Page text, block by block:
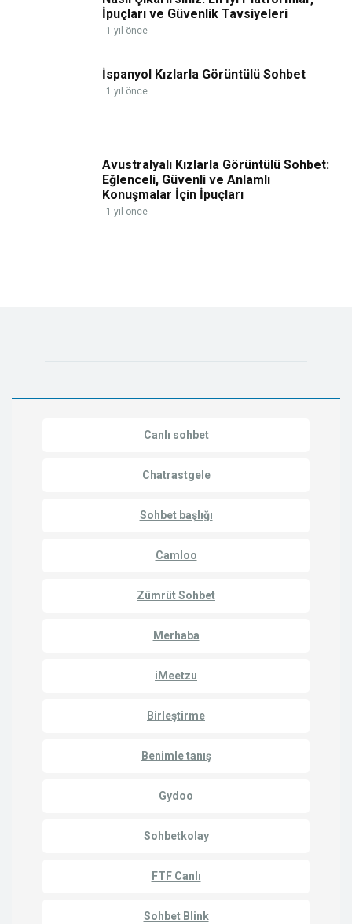
İpuçları ve Güvenlik Tavsiyeleri
1 yıl önce
İspanyol Kızlarla Görüntülü Sohbet
1 yıl önce
Avustralyalı Kızlarla Görüntülü Sohbet:
Eğlenceli, Güvenli ve Anlamlı
Konuşmalar İçin İpuçları
1 yıl önce
Canlı sohbet
Chatrastgele
Sohbet başlığı
Camloo
Zümrüt Sohbet
Merhaba
iMeetzu
Birleştirme
Benimle tanış
Gydoo
Sohbetkolay
FTF Canlı
Sohbet Blink